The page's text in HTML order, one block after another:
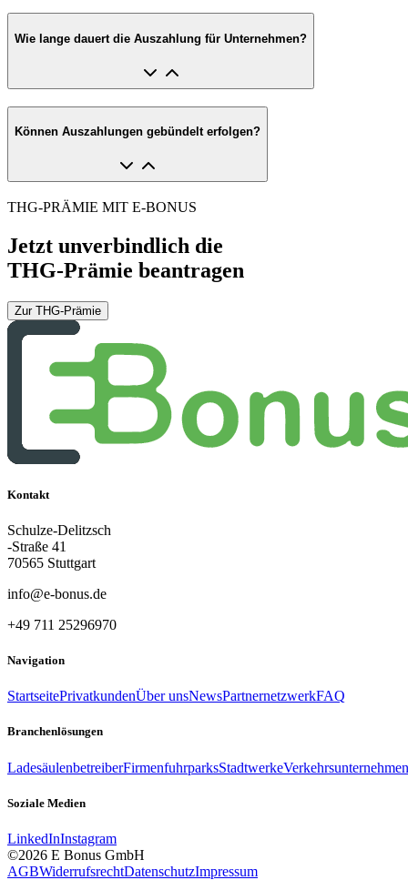
Wie lange dauert die Auszahlung für Unternehmen?
Können Auszahlungen gebündelt erfolgen?
THG-PRÄMIE MIT E-BONUS
Jetzt unverbindlich die
THG-Prämie beantragen
Zur THG-Prämie
Kontakt
Schulze-Delitzsch
-Straße 41
70565 Stuttgart
info@e-bonus.de
+49 711 25296970
Navigation
StartseitePrivatkundenÜber unsNewsPartnernetzwerkFAQ
Branchenlösungen
LadesäulenbetreiberFirmenfuhrparksStadtwerkeVerkehrsunternehmen
Soziale Medien
LinkedInInstagram
©2026 E Bonus GmbH
AGBWiderrufsrechtDatenschutzImpressum